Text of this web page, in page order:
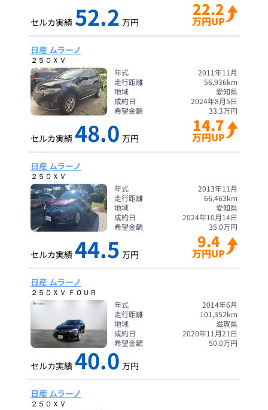
セルカ実績 52.2 万円
22.2
万円UP
日産 ムラーノ
２５０ＸＶ
年式
2011年11月
走行距離
56,936km
地域
愛知県
成約日
2024年8月5日
希望金額
33.3万円
セルカ実績 48.0 万円
14.7
万円UP
日産 ムラーノ
２５０ＸＶ
年式
2013年11月
走行距離
66,463km
地域
愛知県
成約日
2024年10月14日
希望金額
35.0万円
セルカ実績 44.5 万円
9.4
万円UP
日産 ムラーノ
２５０ＸＶ ＦＯＵＲ
年式
2014年6月
走行距離
101,352km
地域
滋賀県
成約日
2020年11月21日
希望金額
50.0万円
セルカ実績 40.0 万円
日産 ムラーノ
２５０ＸＶ